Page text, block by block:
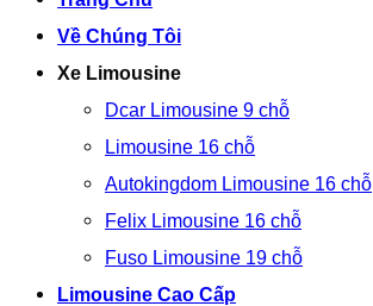
Về Chúng Tôi
Xe Limousine
Dcar Limousine 9 chỗ
Limousine 16 chỗ
Autokingdom Limousine 16 chỗ
Felix Limousine 16 chỗ
Fuso Limousine 19 chỗ
Limousine Cao Cấp